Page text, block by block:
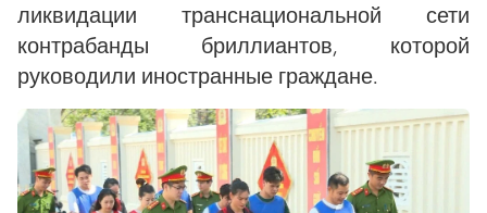
ликвидации транснациональной сети
контрабанды бриллиантов, которой
руководили иностранные граждане.